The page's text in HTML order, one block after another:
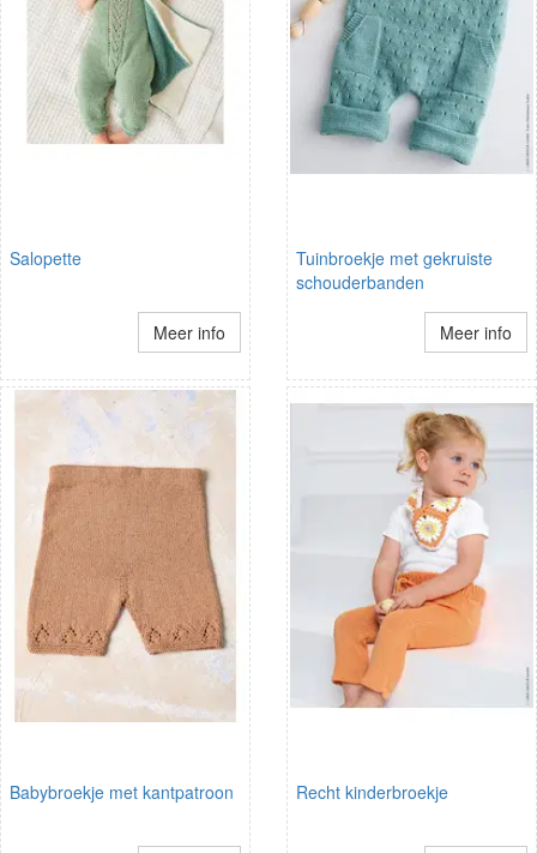
Salopette
Meer info
Tuinbroekje met gekruiste
schouderbanden
Meer info
Babybroekje met kantpatroon Recht kinderbroekje